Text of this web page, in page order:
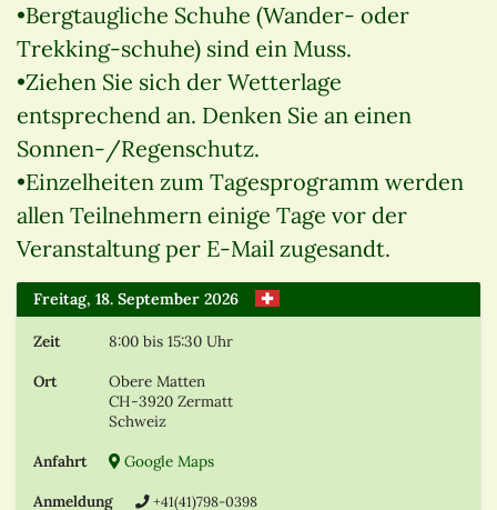
•Bergtaugliche Schuhe (Wander- oder
Trekking-schuhe) sind ein Muss.
•Ziehen Sie sich der Wetterlage
entsprechend an. Denken Sie an einen
Sonnen-/Regenschutz.
•Einzelheiten zum Tagesprogramm werden
allen Teilnehmern einige Tage vor der
Veranstaltung per E-Mail zugesandt.
Freitag, 18. September 2026
Zeit 8:00 bis 15:30 Uhr
Ort
Obere Matten
CH-3920 Zermatt
Schweiz
Anfahrt
Google Maps
Anmeldung
+41(41)798-0398